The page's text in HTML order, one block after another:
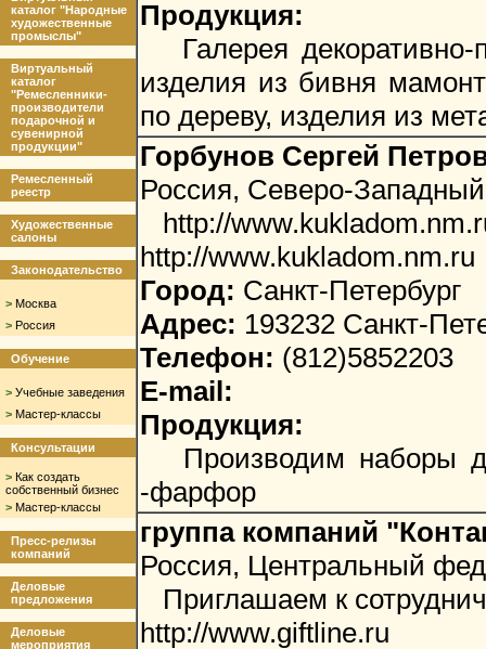
каталог "Народные
художественные
промыслы"
Виртуальный
каталог
"Ремесленники-
производители
подарочной и
сувенирной
продукции"
Ремесленный
реестр
Художественные
салоны
Законодательство
> Москва
> Россия
Обучение
> Учебные заведения
> Мастер-классы
Консультации
> Как создать
собственный бизнес
> Мастер-классы
Пресс-релизы
компаний
Деловые
предложения
Деловые
мероприятия
Продукция:
Галерея декоративно-
изделия из бивня
по дереву, изделия из
Горбунов Сергей
Россия, Северо-
http://
http://www.kukladom.nm.ru
Город: Санкт-Петербург
Адрес: 193232 Санкт-
Телефон: (812)5852203
E-mail:
Продукция:
Производим наборы
-фарфор
группа компаний
Россия, Центральный
Приглашаем к
http://www.giftline.ru